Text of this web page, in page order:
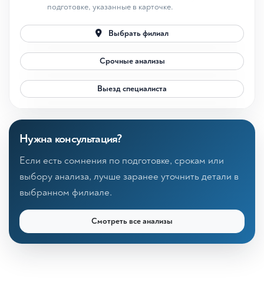
подготовке, указанные в карточке.
Выбрать филиал
Срочные анализы
Выезд специалиста
Нужна консультация?
Если есть сомнения по подготовке, срокам или
выбору анализа, лучше заранее уточнить детали в
выбранном филиале.
Смотреть все анализы